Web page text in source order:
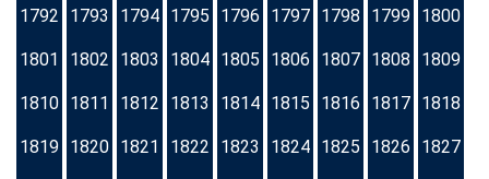
1792 1793 1794 1795 1796 1797 1798 1799 1800
1801 1802 1803 1804 1805 1806 1807 1808 1809
1810 1811 1812 1813 1814 1815 1816 1817 1818
1819 1820 1821 1822 1823 1824 1825 1826 1827